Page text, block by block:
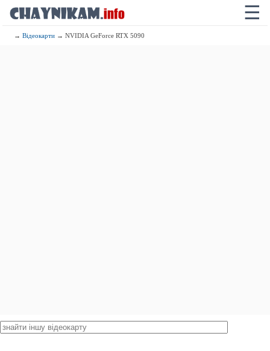
☰
→Відеокарти → NVIDIA GeForce RTX 5090